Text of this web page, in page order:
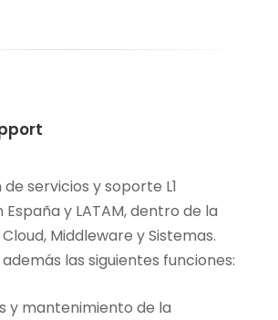
servicios y soporte L1
y LATAM, dentro de la
Middleware y Sistemas.
las siguientes funciones:
y mantenimiento de la